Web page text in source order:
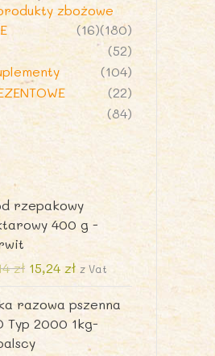
zbożowe
(180)
(16)
(52)
(104)
(22)
(84)
rzepakowy
400 g -
zł P
e
r
w
15,24 złA
k
t
u
z Vat
razowa pszenna
Typ 2000 1kg-